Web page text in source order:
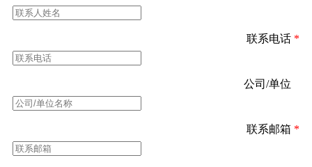
联系电话 *
公司/单位
联系邮箱 *